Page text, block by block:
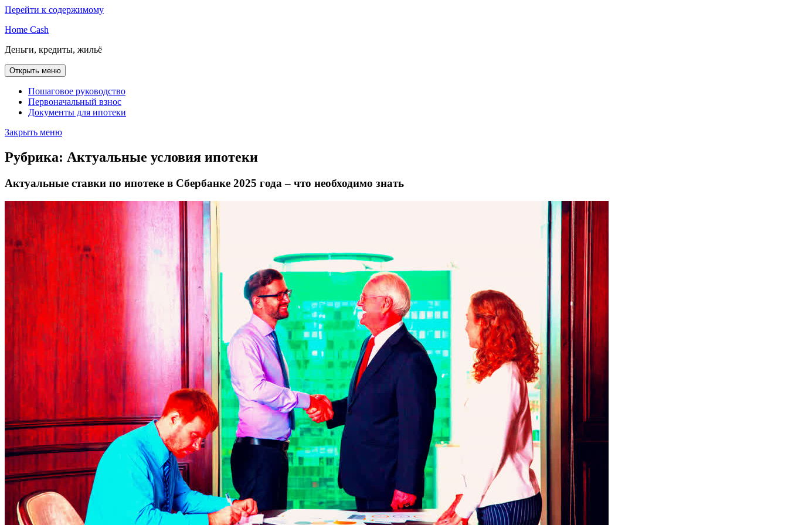
Перейти к содержимому
Home Cash
Деньги, кредиты, жильё
Открыть меню
Пошаговое руководство
Первоначальный взнос
Документы для ипотеки
Закрыть меню
Рубрика: Актуальные условия ипотеки
Актуальные ставки по ипотеке в Сбербанке 2025 года – что необходимо знать